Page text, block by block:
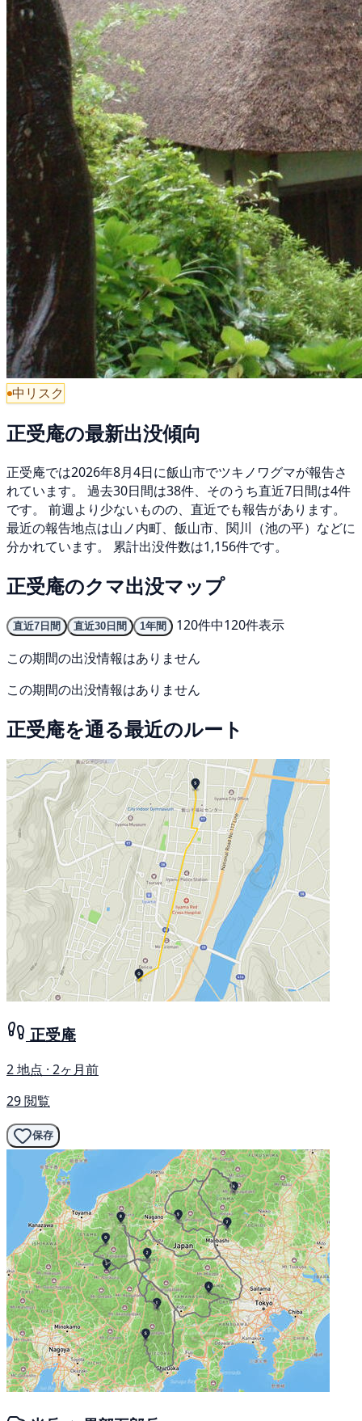
中リスク
正受庵の最新出没傾向
正受庵では2026年8月4日に飯山市でツキノワグマが報告さ
れています。 過去30日間は38件、そのうち直近7日間は4件
です。 前週より少ないものの、直近でも報告があります。
最近の報告地点は山ノ内町、飯山市、関川（池の平）などに
分かれています。 累計出没件数は1,156件です。
正受庵のクマ出没マップ
直近7日間 直近30日間 1年間
120件中120件表示
この期間の出没情報はありません
この期間の出没情報はありません
正受庵を通る最近のルート
正受庵
2 地点 · 2ヶ月前
29 閲覧
保存